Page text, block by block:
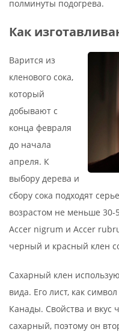
полминуты подогрева.
Как
Варится из
кленового сока,
который
добывают с
конца февраля
до начала
апреля. К
выбору дерева и
сбору сока подходят
возрастом не меньше 30-
Accer nigrum и Accer
черный и красный клен
Сахарный клен
вида. Его лист, как
Канады. Свойства и вкус
сахарный, поэтому он